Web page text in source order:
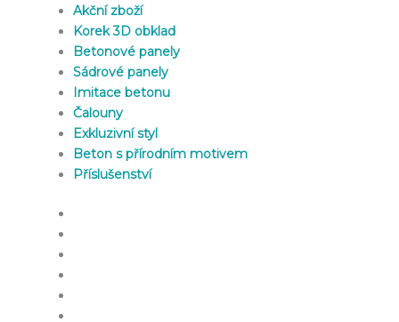
Akční zboží
Korek 3D obklad
Betonové panely
Sádrové panely
Imitace betonu
Čalouny
Exkluzivní styl
Beton s přírodním motivem
Příslušenství